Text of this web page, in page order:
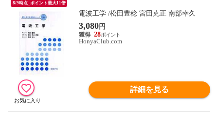
8/9時点_ポイント最大11倍
電波工学 /松田豊稔 宮田克正 南部幸久
3,080円
28
HonyaClub.com
詳細を見る